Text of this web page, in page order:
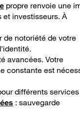
propre renvoie une
investisseurs. À
de notoriété de votre
avancées. Votre
constante est
différents services
: sauvegarde